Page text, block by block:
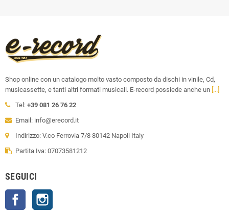
Shop online con un catalogo molto vasto composto da dischi in vinile, Cd,
musicassette, e tanti altri formati musicali. E-record possiede anche un [...]
Tel: +39 081 26 76 22
Email: info@erecord.it
Indirizzo: V.co Ferrovia 7/8 80142 Napoli Italy
Partita Iva: 07073581212
SEGUICI
Facebook